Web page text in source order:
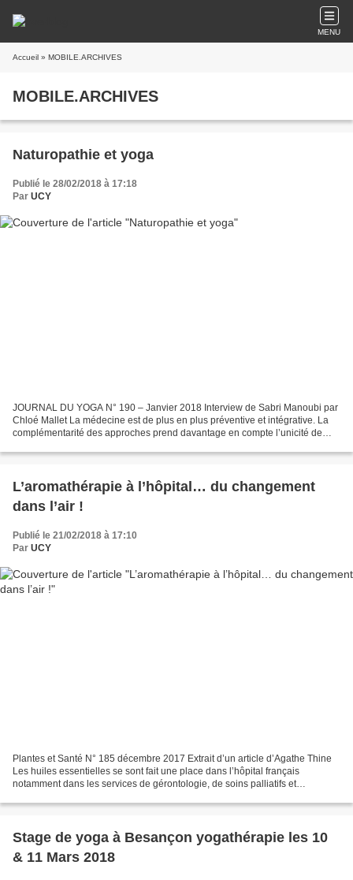
MENU
Accueil » MOBILE.ARCHIVES
MOBILE.ARCHIVES
Naturopathie et yoga
Publié le 28/02/2018 à 17:18
Par UCY
JOURNAL DU YOGA N° 190 – Janvier 2018 Interview de Sabri Manoubi par
Chloé Mallet La médecine est de plus en plus préventive et intégrative. La
complémentarité des approches prend davantage en compte l’unicité de
L’aromathérapie à l’hôpital… du changement
dans l’air !
Publié le 21/02/2018 à 17:10
Par UCY
Plantes et Santé N° 185 décembre 2017 Extrait d’un article d’Agathe Thine
Les huiles essentielles se sont fait une place dans l’hôpital français
notamment dans les services de gérontologie, de soins palliatifs et
Stage de yoga à Besançon yogathérapie les 10
& 11 Mars 2018